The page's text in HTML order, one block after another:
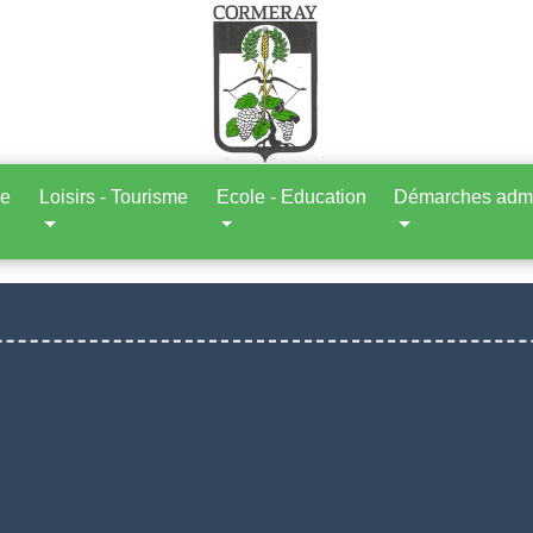
Loisirs - Tourisme Ecole - Education Démarches